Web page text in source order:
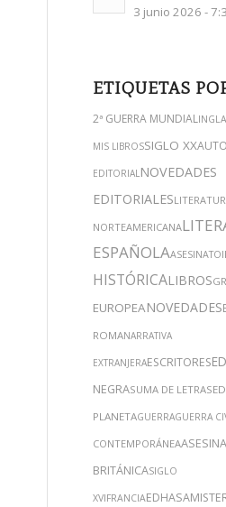
3 junio 2026 -
ETIQUETAS
2ª GUERRA MUNDIAL
MIS LIBROSSIGLO XX
EDITORIALNOVEDADES
EDITORIALES
NORTEAMERICANA
ESPAÑOLAASESINATO
HISTÓRICALIBROS
EUROPEANOVEDADES
ROMANARRATIVA
EXTRANJERAESCRITORES
NEGRASUMA DE LETRAS
PLANETAGUERRAGUERRA
CONTEMPORÁNEA
BRITÁNICASIGLO
XVIFRANCIAEDHASA